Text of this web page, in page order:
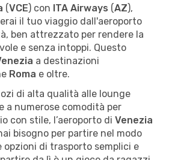
(VCE) con ITA Airways (AZ),
il tuo viaggio dall'aeroporto
ben attrezzato per rendere la
e senza intoppi. Questo
a destinazioni
Roma e oltre.
di alta qualità alle lounge
a numerose comodità per
con stile, l’aeroporto di Venezia
bisogno per partire nel modo
opzioni di trasporto semplici e